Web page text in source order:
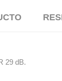
29 dB.